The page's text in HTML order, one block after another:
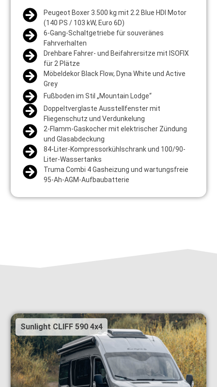
Peugeot Boxer 3.500 kg mit 2.2 Blue HDI Motor
(140 PS / 103 kW, Euro 6D)
6-Gang-Schaltgetriebe für souveränes
Fahrverhalten
Drehbare Fahrer- und Beifahrersitze mit ISOFIX
für 2 Plätze
Möbeldekor Black Flow, Dyna White und Active
Grey
Fußboden im Stil „Mountain Lodge“
Doppeltverglaste Ausstellfenster mit
Fliegenschutz und Verdunkelung
2-Flamm-Gaskocher mit elektrischer Zündung
und Glasabdeckung
84-Liter-Kompressorkühlschrank und 100/90-
Liter-Wassertanks
Truma Combi 4 Gasheizung und wartungsfreie
95-Ah-AGM-Aufbaubatterie
Sunlight CLIFF 590 4x4